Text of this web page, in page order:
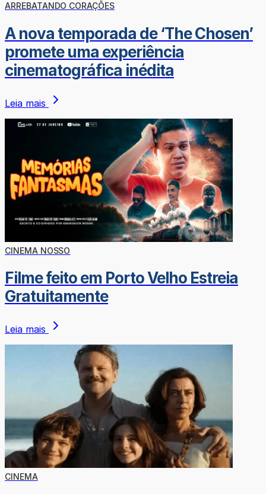
ARREBATANDO CORAÇÕES
A nova temporada de ‘The Chosen’
promete uma experiência
cinematográfica inédita
Leia mais
CINEMA NOSSO
Filme feito em Porto Velho Estreia
Gratuitamente
Leia mais
CINEMA